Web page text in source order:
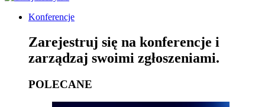
Konferencje
Zarejestruj się na konferencje i
zarządzaj swoimi zgłoszeniami.
POLECANE